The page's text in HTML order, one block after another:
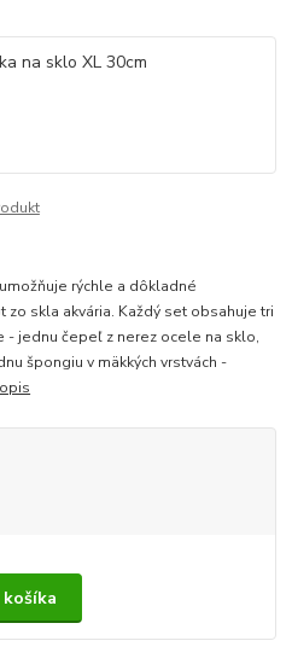
rýchle a dôkladné
skla akvária. Každý set obsahuje tri
- jednu čepeľ z nerez ocele na sklo,
špongiu v mäkkých vrstvách -